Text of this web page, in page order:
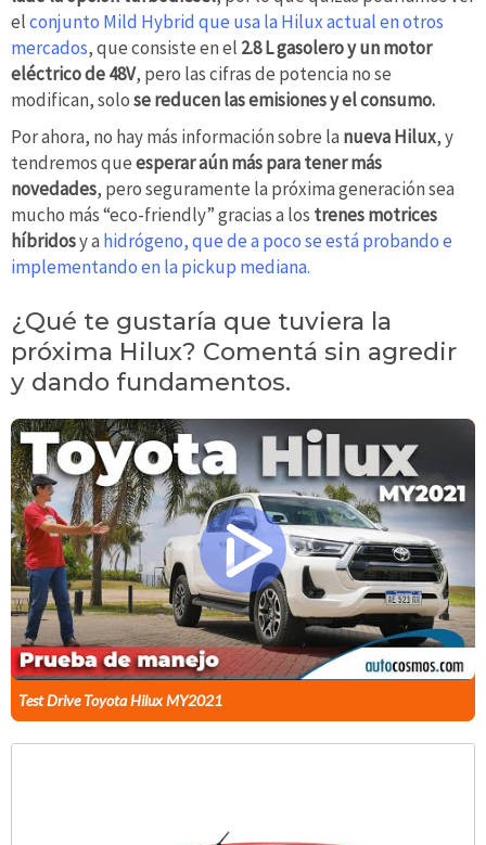
elconjunto Mild Hybrid que usa la Hilux actual en otros
mercados, que consiste en el 2.8 L gasolero y un motor
eléctrico de 48V, pero las cifras de potencia no se
modifican, solose reducen las emisiones y el consumo.
Por ahora, no hay más información sobre la nueva Hilux, y
tendremos queesperar aún más para tener más
novedades, pero seguramente la próxima generación sea
mucho más “eco-friendly” gracias a los trenes motrices
híbridosy a hidrógeno, que de a poco se está probando e
implementando en la pickup mediana.
¿Qué te gustaría que tuviera la
próxima Hilux? Comentá sin agredir
y dando fundamentos.
Test Drive Toyota Hilux MY2021